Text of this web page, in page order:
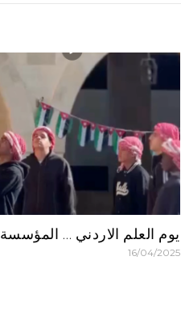
يوم العلم الاردني … المؤسسة
16/04/2025